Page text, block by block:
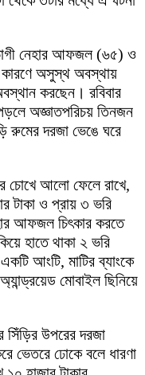
নেহার আফজল (৬৫) ও
অসুস্থ অবস্থায়
করছেন। রবিবার
অজ্ঞাতপরিচয় তিনজন
রুমের দরজা ভেঙে ঘরে
চোখে আলো ফেলে রাখে,
টাকা ও প্রায় ৩ ভরি
আফজল চিৎকার করতে
হাতে থাকা ২ ভরি
আংটি, মাটির ব্যাংকে
মোবাইল ছিনিয়ে
উপরের দরজা
ভেতরে ঢোকে বলে ধারণা